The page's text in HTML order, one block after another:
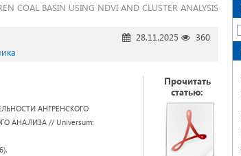
COAL BASIN USING NDVI AND CLUSTER ANALYSIS
28.11.2025
360
АНГРЕНСКОГО
АНАЛИЗА // Universum:
Прочитать
статью: